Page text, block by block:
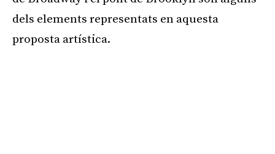
dels elements representats en aquesta
proposta artística.